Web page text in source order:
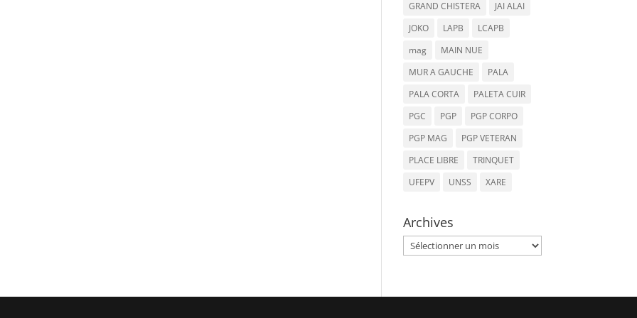
GRAND CHISTERA
JAI ALAI
JOKO
LAPB
LCAPB
mag
MAIN NUE
MUR A GAUCHE
PALA
PALA CORTA
PALETA CUIR
PGC
PGP
PGP CORPO
PGP MAG
PGP VETERAN
PLACE LIBRE
TRINQUET
UFEPV
UNSS XARE
Archives
Archives